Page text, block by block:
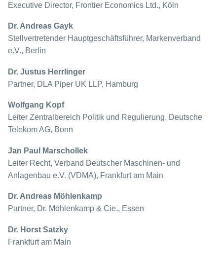
Executive Director, Frontier Economics Ltd., Köln
Dr. Andreas Gayk
Stellvertretender Hauptgeschäftsführer, Markenverband
e.V., Berlin
Dr. Justus Herrlinger
Partner, DLA Piper UK LLP, Hamburg
Wolfgang Kopf
Leiter Zentralbereich Politik und Regulierung, Deutsche
Telekom AG, Bonn
Jan Paul Marschollek
Leiter Recht, Verband Deutscher Maschinen- und
Anlagenbau e.V. (VDMA), Frankfurt am Main
Dr. Andreas Möhlenkamp
Partner, Dr. Möhlenkamp & Cie., Essen
Dr. Horst Satzky
Frankfurt am Main